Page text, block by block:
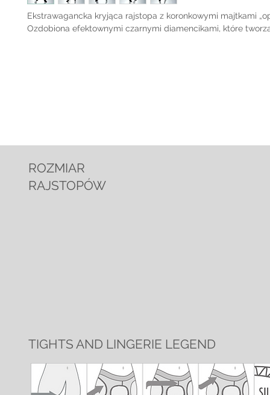
Ekstrawagancka kryjąca rajstopa z koronkowymi majtkami
Ozdobiona efektownymi czarnymi diamencikami, które
ROZMIAR
RAJSTOPÓW
TIGHTS AND LINGERIE LEGEND